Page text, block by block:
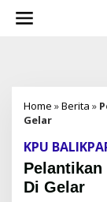
Home »Berita »
Gelar
KPU
Pelantikan
Di Gelar